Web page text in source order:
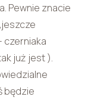
Pewnie znacie
czerniaka
już jest ).
będzie